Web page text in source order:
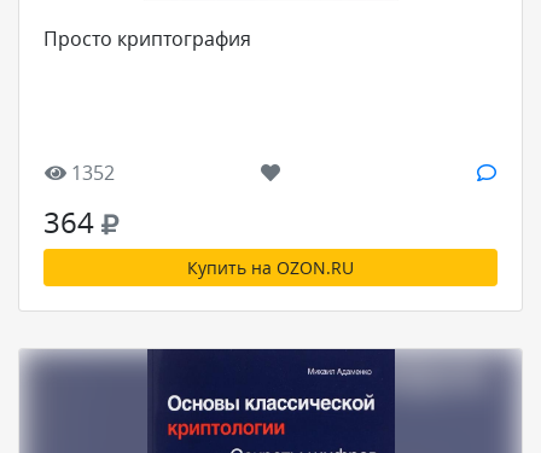
Просто криптография
1352
364
Купить на OZON.RU